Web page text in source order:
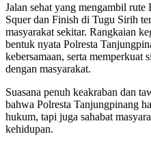
Jalan sehat yang mengambil
Squer dan Finish di Tugu Sirih
masyarakat sekitar. Rangkaian
bentuk nyata Polresta
kebersamaan, serta memperkuat
dengan masyarakat.
Suasana penuh keakraban dan
bahwa Polresta Tanjungpinang
hukum, tapi juga sahabat
kehidupan.